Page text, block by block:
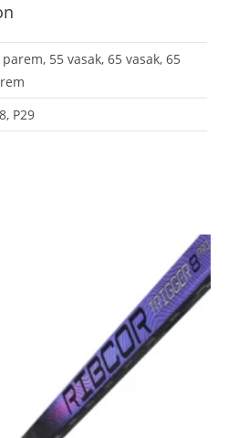
parem, 55 vasak, 65 vasak, 65
P29